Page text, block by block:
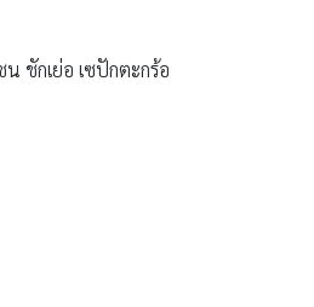
ชักเย่อ เซปักตะกร้อ